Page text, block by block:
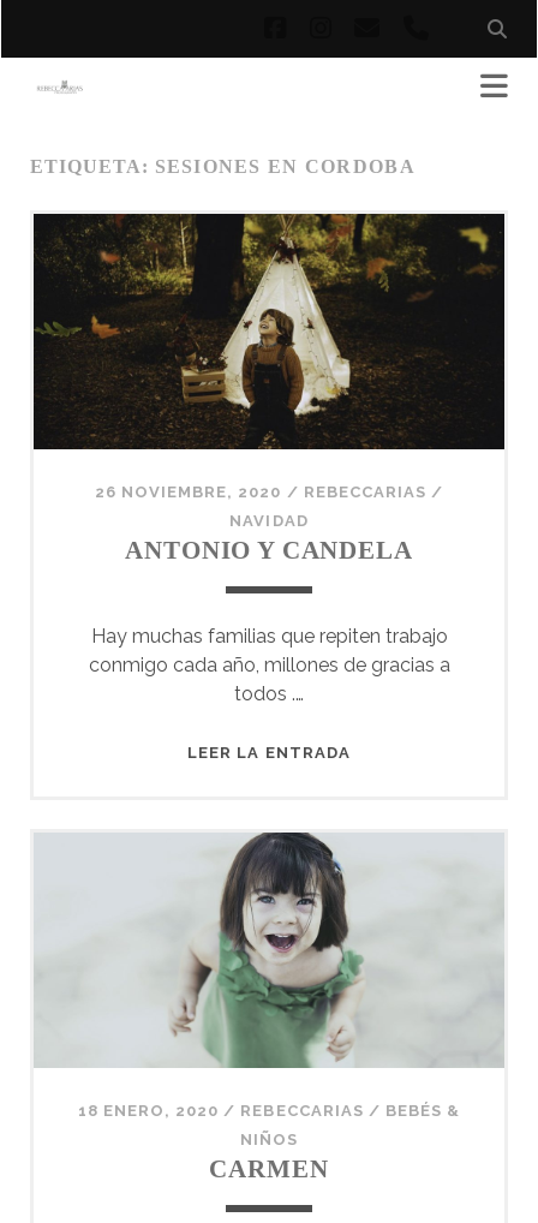
electrónico
phone
ETIQUETA: SESIONES EN CORDOBA
26 NOVIEMBRE, 2020 / REBECCARIAS /
NAVIDAD
ANTONIO Y CANDELA
Hay muchas familias que repiten trabajo
conmigo cada año, millones de gracias a
todos .…
LEER LA ENTRADA
18 ENERO, 2020 / REBECCARIAS / BEBÉS &
NIÑOS
CARMEN